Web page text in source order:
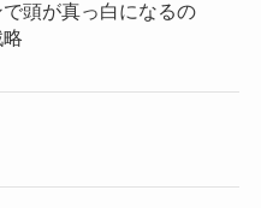
頭が真っ白になるの